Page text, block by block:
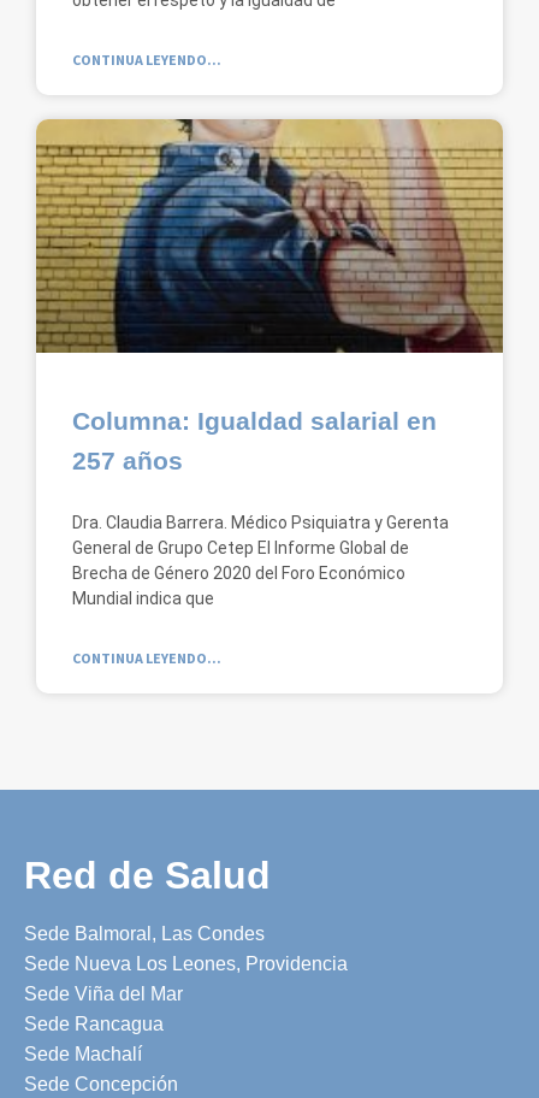
CONTINUA LEYENDO...
Columna: Igualdad salarial en
257 años
Dra. Claudia Barrera. Médico Psiquiatra y Gerenta
General de Grupo Cetep El Informe Global de
Brecha de Género 2020 del Foro Económico
Mundial indica que
CONTINUA LEYENDO...
Red de Salud
Sede Balmoral, Las Condes
Sede Nueva Los Leones, Providencia
Sede Viña del Mar
Sede Rancagua
Sede Machalí
Sede Concepción